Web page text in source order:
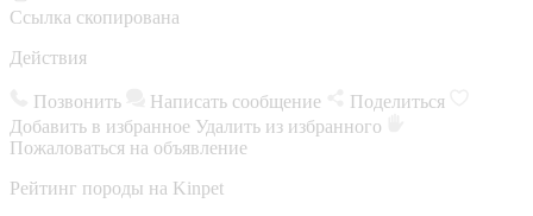
Ссылка скопирована
Действия
Позвонить Написать сообщение
Поделиться
Добавить в избранное Удалить из избранного
Пожаловаться на объявление
Рейтинг породы на Kinpet